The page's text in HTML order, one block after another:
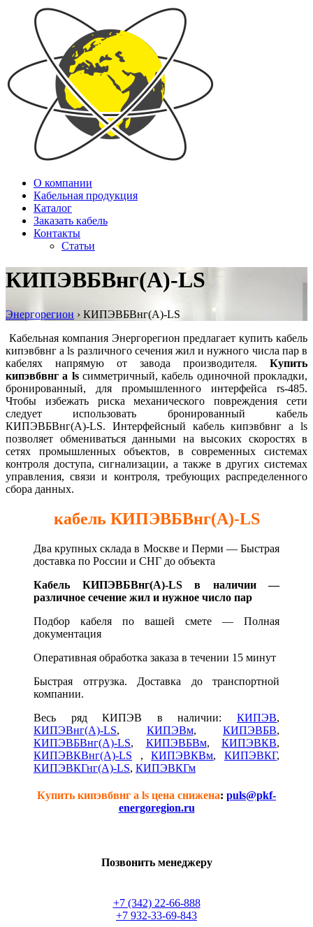
О компании
Кабельная продукция
Каталог
Заказать кабель
Контакты
Статьи
КИПЭВБВнг(А)-LS
Энергорегион › КИПЭВБВнг(А)-LS
Кабельная компания Энергорегион предлагает купить кабель
кипэвбвнг а ls различного сечения жил и нужного числа пар в
кабелях напрямую от завода производителя. Купить
кипэвбвнг а lsсимметричный, кабель одиночной прокладки,
бронированный, для промышленного интерфейса rs-485.
Чтобы избежать риска механического повреждения сети
следует использовать бронированный кабель
КИПЭВБВнг(А)-LS. Интерфейсный кабель кипэвбвнг а ls
позволяет обмениваться данными на высоких скоростях в
сетях промышленных объектов, в современных системах
контроля доступа, сигнализации, а также в других системах
управления, связи и контроля, требующих распределенного
сбора данных.
кабель КИПЭВБВнг(А)-LS
Два крупных склада в Москве и Перми — Быстрая
доставка по России и СНГ до объекта
Кабель КИПЭВБВнг(А)-LS в наличии —
различное сечение жил и нужное число пар
Подбор кабеля по вашей смете — Полная
документация
Оперативная обработка заказа в течении 15 минут
Быстрая отгрузка. Доставка до транспортной
компании.
Весь ряд КИПЭВ в наличии: КИПЭВ,
КИПЭВнг(А)-LS, КИПЭВм, КИПЭВБВ,
КИПЭВБВнг(А)-LS, КИПЭВБВм, КИПЭВКВ,
КИПЭВКВнг(А)-LS ,КИПЭВКВм,КИПЭВКГ,
КИПЭВКГнг(А)-LS, КИПЭВКГм
Купить кипэвбвнг а ls цена снижена: puls@pkf-
energoregion.ru
Позвонить менеджеру
+7 (342) 22-66-888
+7 932-33-69-843